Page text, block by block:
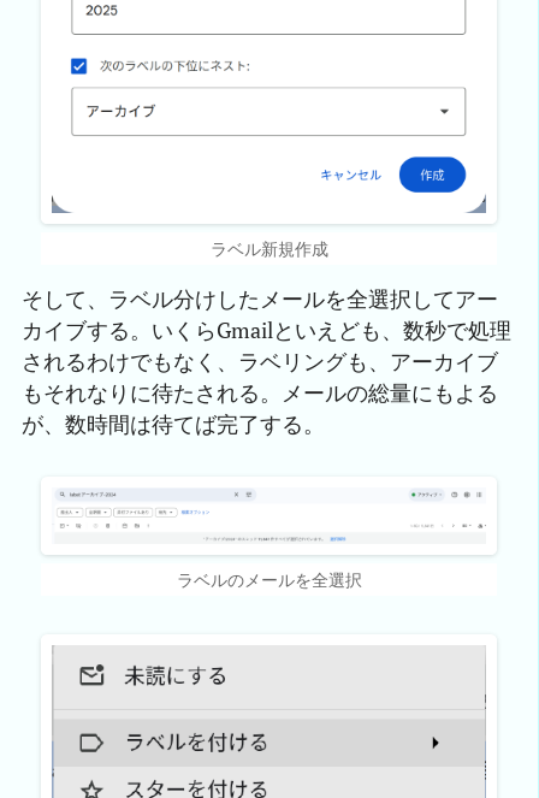
ラベル新規作成
そして、ラベル分けしたメールを全選択してアー
カイブする。いくらGmailといえども、数秒で処理
されるわけでもなく、ラベリングも、アーカイブ
もそれなりに待たされる。メールの総量にもよる
が、数時間は待てば完了する。
ラベルのメールを全選択